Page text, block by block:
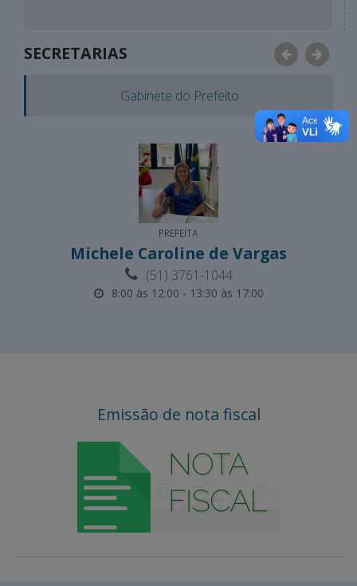
SECRETARIAS Anterior
Gabinete do Prefeito
PREFEITA
Michele Caroline de Vargas
(51) 3761-1044
8:00 às 12:00 - 13:30 às 17:00
Emissão de nota fiscal